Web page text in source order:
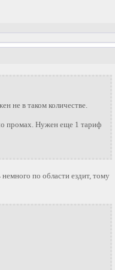
не в таком количестве.
промах. Нужен еще 1 тариф
по области ездит, тому